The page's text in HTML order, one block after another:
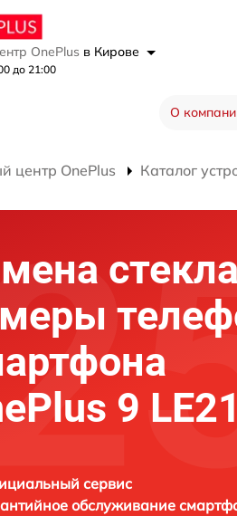
OnePlus в Кирове
до 21:00
О
центр OnePlus Каталог
стекла
9
сервис
обслуживание